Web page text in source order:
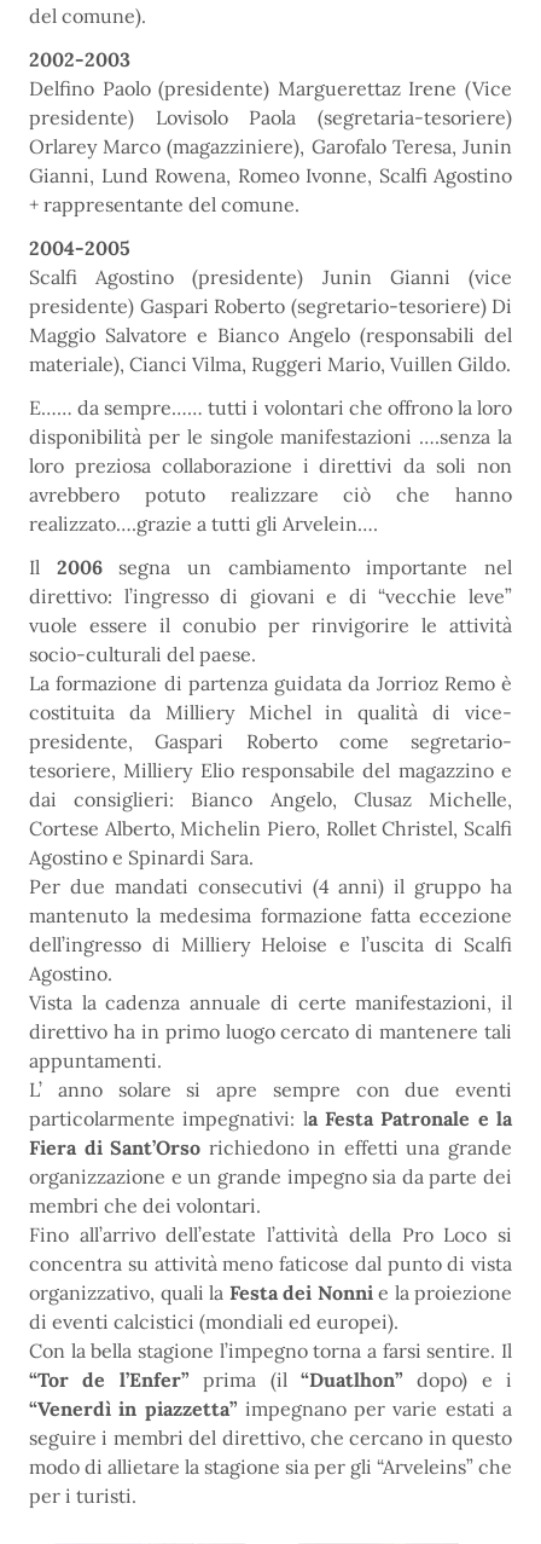
del comune).
2002-2003
Delfino Paolo (presidente) Marguerettaz Irene (Vice
presidente) Lovisolo Paola (segretaria-tesoriere)
Orlarey Marco (magazziniere), Garofalo Teresa, Junin
Gianni, Lund Rowena, Romeo Ivonne, Scalfi Agostino
+ rappresentante del comune.
2004-2005
Scalfi Agostino (presidente) Junin Gianni (vice
presidente) Gaspari Roberto (segretario-tesoriere) Di
Maggio Salvatore e Bianco Angelo (responsabili del
materiale), Cianci Vilma, Ruggeri Mario, Vuillen Gildo.
E…… da sempre…… tutti i volontari che offrono la loro
disponibilità per le singole manifestazioni ….senza la
loro preziosa collaborazione i direttivi da soli non
avrebbero potuto realizzare ciò che hanno
realizzato….grazie a tutti gli Arvelein….
Il 2006segna un cambiamento importante nel
direttivo: l’ingresso di giovani e di “vecchie leve”
vuole essere il conubio per rinvigorire le attività
socio-culturali del paese.
La formazione di partenza guidata da Jorrioz Remo è
costituita da Milliery Michel in qualità di vice-
presidente, Gaspari Roberto come segretario-
tesoriere, Milliery Elio responsabile del magazzino e
dai consiglieri: Bianco Angelo, Clusaz Michelle,
Cortese Alberto, Michelin Piero, Rollet Christel, Scalfi
Agostino e Spinardi Sara.
Per due mandati consecutivi (4 anni) il gruppo ha
mantenuto la medesima formazione fatta eccezione
dell’ingresso di Milliery Heloise e l’uscita di Scalfi
Agostino.
Vista la cadenza annuale di certe manifestazioni, il
direttivo ha in primo luogo cercato di mantenere tali
appuntamenti.
L’ anno solare si apre sempre con due eventi
particolarmente impegnativi: la Festa Patronale e la
Fiera di Sant’Orso richiedono in effetti una grande
organizzazione e un grande impegno sia da parte dei
membri che dei volontari.
Fino all’arrivo dell’estate l’attività della Pro Loco si
concentra su attività meno faticose dal punto di vista
organizzativo, quali la Festa dei Nonnie la proiezione
di eventi calcistici (mondiali ed europei).
Con la bella stagione l’impegno torna a farsi sentire. Il
“Tor de l’Enfer” prima (il “Duatlhon” dopo) e i
“Venerdì in piazzetta” impegnano per varie estati a
seguire i membri del direttivo, che cercano in questo
modo di allietare la stagione sia per gli “Arveleins” che
per i turisti.